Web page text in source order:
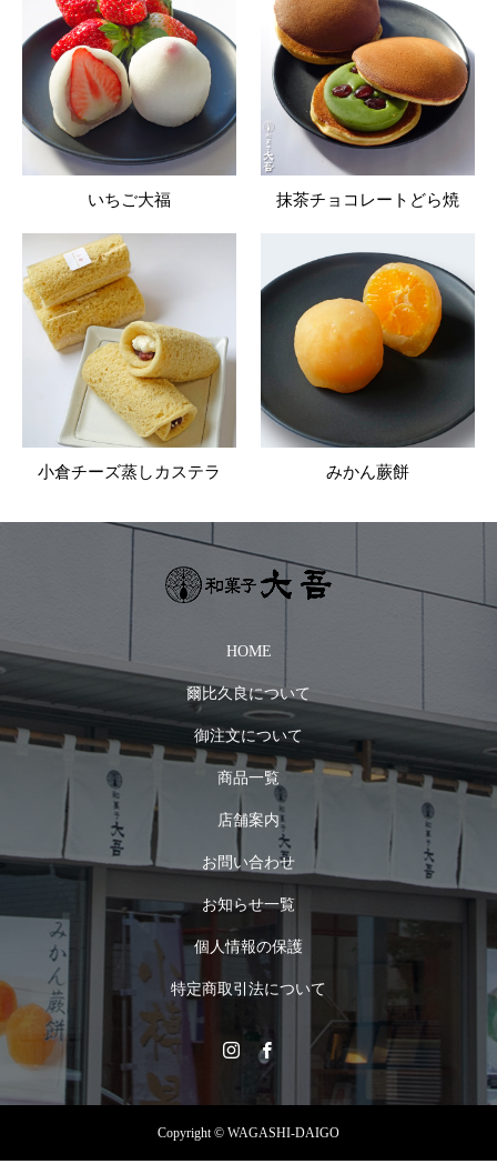
いちご大福 抹茶チョコレートどら焼
小倉チーズ蒸しカステラ みかん蕨餅
HOME
爾比久良について
御注文について
商品一覧
店舗案内
お問い合わせ
お知らせ一覧
個人情報の保護
特定商取引法について
Copyright © WAGASHI-DAIGO